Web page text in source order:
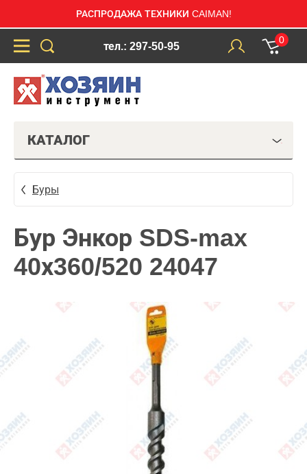
РАСПРОДАЖА ТЕХНИКИ CAIMAN!
тел.: 297-50-95
0
КАТАЛОГ
Буры
Бур Энкор SDS-max
40х360/520 24047